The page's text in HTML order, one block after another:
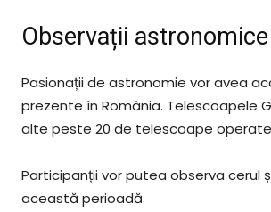
Observații
Pasionații de astronomie vor avea
prezente în România. Telescoapele
alte peste 20 de telescoape
Participanții vor putea observa cerul
această perioadă.